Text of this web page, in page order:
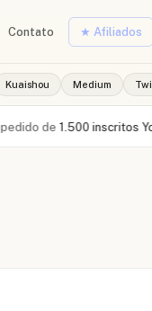
Contato ★ Afiliados
Kuaishou Medium
1.500 inscritos YouTube ·